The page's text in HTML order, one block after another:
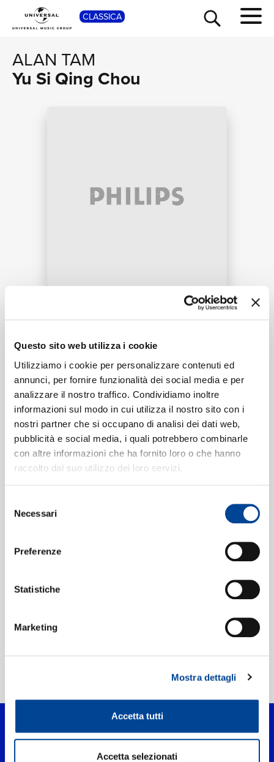
Questo sito web utilizza i cookie
Utilizziamo i cookie per personalizzare contenuti ed
annunci, per fornire funzionalità dei social media e per
analizzare il nostro traffico. Condividiamo inoltre
informazioni sul modo in cui utilizza il nostro sito con i
nostri partner che si occupano di analisi dei dati web,
pubblicità e social media, i quali potrebbero combinarle
con altre informazioni che ha fornito loro o che hanno
raccolto dal suo utilizzo dei loro servizi.
delNecessari
Preferenze
Statistiche
Marketing
Mostra dettagli
Accetta tutti
Accetta selezionati
CLASSICA
ALAN TAM
Yu Si Qing Chou
Yu Si Qing Chou(2005 Live)
03:07
Alan Tam
Formati disponibili:
Data di pubblicazione:
Yu Si Qing Chou
SHOP
TOUR
NEWS
RICERCA
CHI SIAMO
CONTATTI
NEWSLETTER